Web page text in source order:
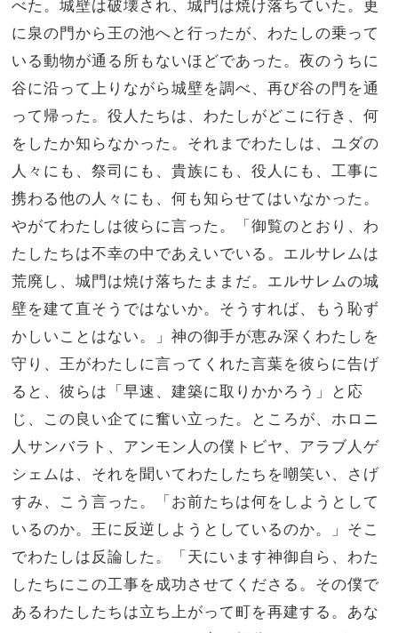
べた。城壁は破壊され、城門は焼け落ちていた。更
に泉の門から王の池へと行ったが、わたしの乗って
いる動物が通る所もないほどであった。夜のうちに
谷に沿って上りながら城壁を調べ、再び谷の門を通
って帰った。役人たちは、わたしがどこに行き、何
をしたか知らなかった。それまでわたしは、ユダの
人々にも、祭司にも、貴族にも、役人にも、工事に
携わる他の人々にも、何も知らせてはいなかった。
やがてわたしは彼らに言った。「御覧のとおり、わ
たしたちは不幸の中であえいでいる。エルサレムは
荒廃し、城門は焼け落ちたままだ。エルサレムの城
壁を建て直そうではないか。そうすれば、もう恥ず
かしいことはない。」神の御手が恵み深くわたしを
守り、王がわたしに言ってくれた言葉を彼らに告げ
ると、彼らは「早速、建築に取りかかろう」と応
じ、この良い企てに奮い立った。ところが、ホロニ
人サンバラト、アンモン人の僕トビヤ、アラブ人ゲ
シェムは、それを聞いてわたしたちを嘲笑い、さげ
すみ、こう言った。「お前たちは何をしようとして
いるのか。王に反逆しようとしているのか。」そこ
でわたしは反論した。「天にいます神御自ら、わた
したちにこの工事を成功させてくださる。その僕で
あるわたしたちは立ち上がって町を再建する。あな